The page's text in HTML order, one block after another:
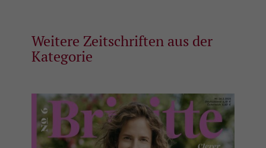
Weitere Zeitschriften aus der
Kategorie
Zweck
Hierbei handelt es sich um einen von
Musterelement auf dem Namen die
eindeutige Identitätsnummer des Kontos
oder der Website enthält, auf die es sich
bezieht. Es handelt sich um eine Variante
des _gat-Cookies, mit dem die von